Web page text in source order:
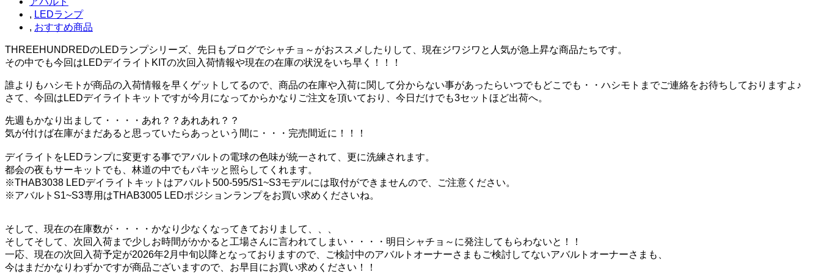
, LEDランプ
, おすすめ商品
THREEHUNDREDのLEDランプシリーズ、先日もブログでシャチョ～がおススメしたりして、現在ジワジワと人気が急上昇な商品たちです。
その中でも今回はLEDデイライトKITの次回入荷情報や現在の在庫の状況をいち早く！！！
誰よりもハシモトが商品の入荷情報を早くゲットしてるので、商品の在庫や入荷に関して分からない事があったらいつでもどこでも・・ハシモトまでご連絡をお待ちしておりますよ♪
さて、今回はLEDデイライトキットですが今月になってからかなりご注文を頂いており、今日だけでも3セットほど出荷へ。
先週もかなり出まして・・・・あれ？？あれあれ？？
気が付けば在庫がまだあると思っていたらあっという間に・・・完売間近に！！！
デイライトをLEDランプに変更する事でアバルトの電球の色味が統一されて、更に洗練されます。
都会の夜もサーキットでも、林道の中でもパキッと照らしてくれます。
※THAB3038 LEDデイライトキットはアバルト500-595/S1~S3モデルには取付ができませんので、ご注意ください。
※アバルトS1~S3専用はTHAB3005 LEDポジションランプをお買い求めくださいね。
そして、現在の在庫数が・・・・かなり少なくなってきておりまして、、、
そしてそして、次回入荷まで少しお時間がかかると工場さんに言われてしまい・・・・明日シャチョ～に発注してもらわないと！！
一応、現在の次回入荷予定が2026年2月中旬以降となっておりますので、ご検討中のアバルトオーナーさまもご検討してないアバルトオーナーさまも、
今はまだかなりわずかですが商品ございますので、お早目にお買い求めください！！